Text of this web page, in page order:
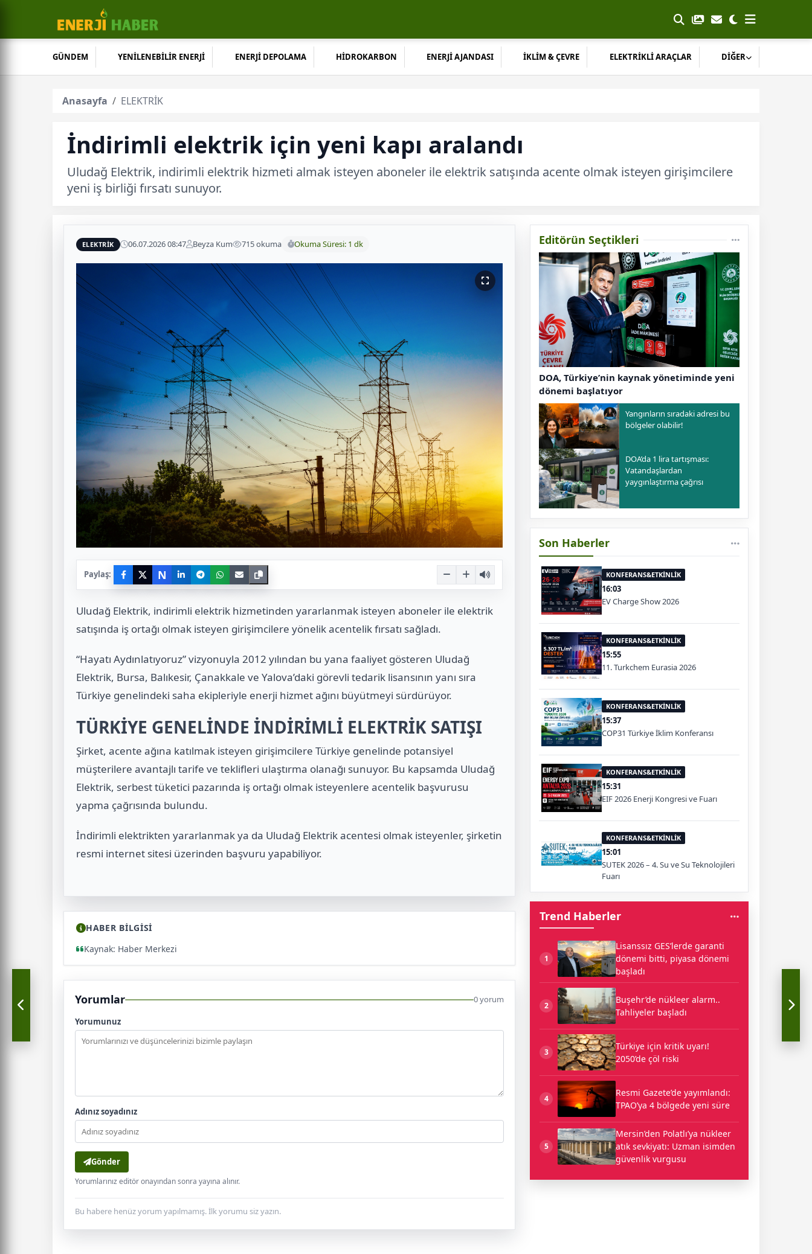
GÜNDEM YENİLENEBİLİR ENERJİ ENERJİ DEPOLAMA HİDROKARBON ENERJİ AJANDASI İKLİM & ÇEVRE ELEKTRİKLİ ARAÇLAR DİĞER
Anasayfa ELEKTRİK
İndirimli elektrik için yeni kapı aralandı
Uludağ Elektrik, indirimli elektrik hizmeti almak isteyen aboneler ile elektrik satışında acente olmak isteyen girişimcilere
yeni iş birliği fırsatı sunuyor.
ELEKTRİK 06.07.2026 08:47 Beyza Kum 715 okuma Okuma Süresi: 1 dk
Paylaş: N
Uludağ Elektrik, indirimli elektrik hizmetinden yararlanmak isteyen aboneler ile elektrik
satışında iş ortağı olmak isteyen girişimcilere yönelik acentelik fırsatı sağladı.
“Hayatı Aydınlatıyoruz” vizyonuyla 2012 yılından bu yana faaliyet gösteren Uludağ
Elektrik, Bursa, Balıkesir, Çanakkale ve Yalova’daki görevli tedarik lisansının yanı sıra
Türkiye genelindeki saha ekipleriyle enerji hizmet ağını büyütmeyi sürdürüyor.
TÜRKİYE GENELİNDE İNDİRİMLİ ELEKTRİK SATIŞI
Şirket, acente ağına katılmak isteyen girişimcilere Türkiye genelinde potansiyel
müşterilere avantajlı tarife ve teklifleri ulaştırma olanağı sunuyor. Bu kapsamda Uludağ
Elektrik, serbest tüketici pazarında iş ortağı olmak isteyenlere acentelik başvurusu
yapma çağrısında bulundu.
İndirimli elektrikten yararlanmak ya da Uludağ Elektrik acentesi olmak isteyenler, şirketin
resmi internet sitesi üzerinden başvuru yapabiliyor.
HABER BİLGİSİ
Kaynak: Haber Merkezi
Yorumlar 0 yorum
Yorumunuz
Adınız soyadınız
Gönder
Yorumlarınız editör onayından sonra yayına alınır.
Bu habere henüz yorum yapılmamış. İlk yorumu siz yazın.
Editörün Seçtikleri
DOA, Türkiye’nin kaynak yönetiminde yeni
dönemi başlatıyor
Yangınların sıradaki adresi bu
bölgeler olabilir!
DOA’da 1 lira tartışması:
Vatandaşlardan
yaygınlaştırma çağrısı
Son Haberler
KONFERANS&ETKİNLİK
16:03
EV Charge Show 2026
KONFERANS&ETKİNLİK
15:55
11. Turkchem Eurasia 2026
KONFERANS&ETKİNLİK
15:37
COP31 Türkiye İklim Konferansı
KONFERANS&ETKİNLİK
15:31
EIF 2026 Enerji Kongresi ve Fuarı
KONFERANS&ETKİNLİK
15:01
SUTEK 2026 – 4. Su ve Su Teknolojileri
Fuarı
Trend Haberler
1
Lisanssız GES’lerde garanti
dönemi bitti, piyasa dönemi
başladı
2
Buşehr’de nükleer alarm..
Tahliyeler başladı
3
Türkiye için kritik uyarı!
2050’de çöl riski
4
Resmi Gazete’de yayımlandı:
TPAO’ya 4 bölgede yeni süre
5
Mersin’den Polatlı’ya nükleer
atık sevkiyatı: Uzman isimden
güvenlik vurgusu